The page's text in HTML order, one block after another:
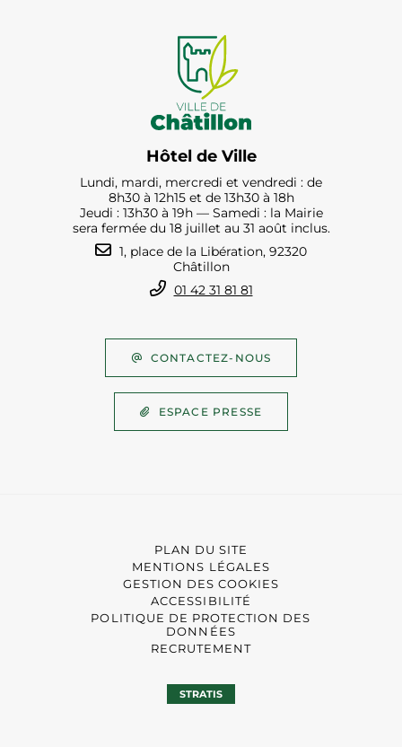
Hôtel de Ville
Lundi, mardi, mercredi et vendredi : de
8h30 à 12h15 et de 13h30 à 18h
Jeudi : 13h30 à 19h — Samedi : la Mairie
sera fermée du 18 juillet au 31 août inclus.
1, place de la Libération, 92320
Châtillon
01 42 31 81 81
CONTACTEZ-NOUS
ESPACE PRESSE
PLAN DU SITE
MENTIONS LÉGALES
GESTION DES COOKIES
ACCESSIBILITÉ
POLITIQUE DE PROTECTION DES
DONNÉES
RECRUTEMENT
STRATIS